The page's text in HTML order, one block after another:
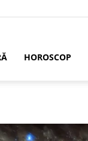
HOROSCOP